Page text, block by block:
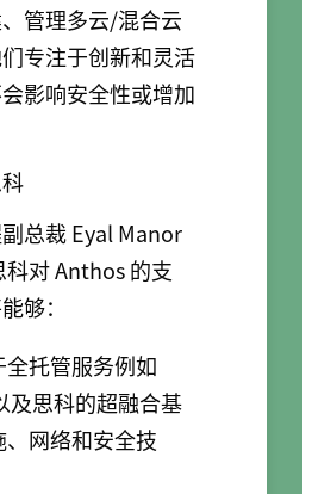
管理多云/混合云
专注于创新和灵活
影响安全性或增加
总裁 Eyal Manor
科对 Anthos 的支
够：
全托管服务例如
及思科的超融合基
、网络和安全技